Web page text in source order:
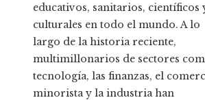
educativos, sanitarios, científicos
culturales en todo el mundo. A lo
largo de la historia reciente,
multimillonarios de sectores
tecnología, las finanzas, el
minorista y la industria han